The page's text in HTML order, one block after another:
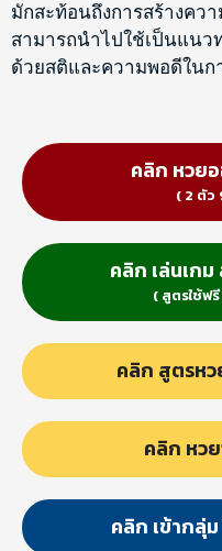
มักสะท้อนถึงการสร้างคว
สามารถนำไปใช้เป็นแนว
ด้วยสติและความพอดีในก
คลิก หวยอ
( 2 ตัว
คลิก เล่นเกม
( สูตรใช้ฟ
คลิก สูตรห
คลิก หว
คลิก เข้ากลุ่